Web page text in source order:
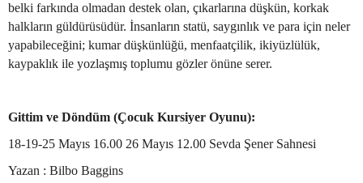
belki farkında olmadan destek olan, çıkarlarına düşkün, korkak
halkların güldürüsüdür. İnsanların statü, saygınlık ve para için neler
yapabileceğini; kumar düşkünlüğü, menfaatçilik, ikiyüzlülük,
kaypaklık ile yozlaşmış toplumu gözler önüne serer.
Gittim ve Döndüm (Çocuk Kursiyer Oyunu):
18-19-25 Mayıs 16.00 26 Mayıs 12.00 Sevda Şener Sahnesi
Yazan : Bilbo Baggins